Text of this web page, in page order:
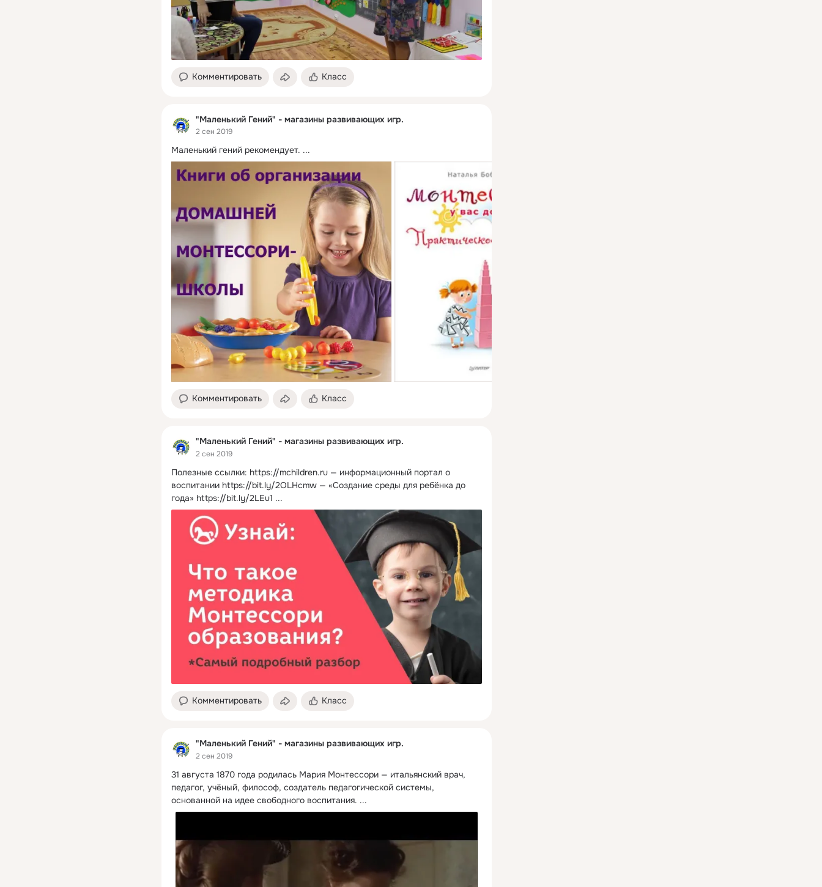
Комментировать Класс
"Маленький Гений" - магазины развивающих игр.
2 сен 2019
Маленький гений рекомендует. ...
Комментировать Класс
"Маленький Гений" - магазины развивающих игр.
2 сен 2019
Полезные ссылки: https://mchildren.ru — информационный портал о
воспитании https://bit.ly/2OLHcmw — «Создание среды для ребёнка до
года» https://bit.ly/2LEu1 ...
Комментировать Класс
"Маленький Гений" - магазины развивающих игр.
2 сен 2019
31 августа 1870 года родилась Мария Монтессори — итальянский врач,
педагог, учёный, философ, создатель педагогической системы,
основанной на идее свободного воспитания. ...